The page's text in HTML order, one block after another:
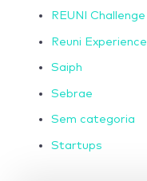
REUNI Challenge
Reuni Experience
Saiph
Sebrae
Sem categoria
Startups